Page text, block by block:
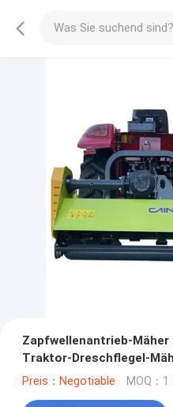
Zapfwellenantrieb-
Traktor-Dreschflegel-
Seitenverschiebung an
Preis：Negotiable MOQ：1